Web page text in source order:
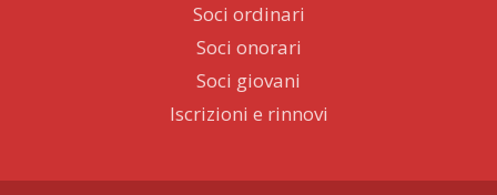
Soci ordinari
Soci onorari
Soci giovani
Iscrizioni e rinnovi